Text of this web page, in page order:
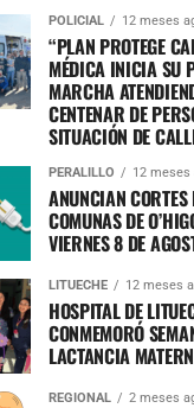
POLICIAL 12 meses
“PLAN PROTEGE
MÉDICA INICIA SU
MARCHA
CENTENAR DE
SITUACIÓN DE
PERALILLO 12 meses
ANUNCIAN CORTES
COMUNAS DE
VIERNES 8 DE
LITUECHE 12 meses
HOSPITAL DE
CONMEMORÓ
LACTANCIA
REGIONAL 2 meses